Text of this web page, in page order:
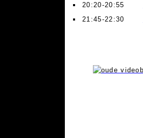
20:20-20:55
21:45-22:30